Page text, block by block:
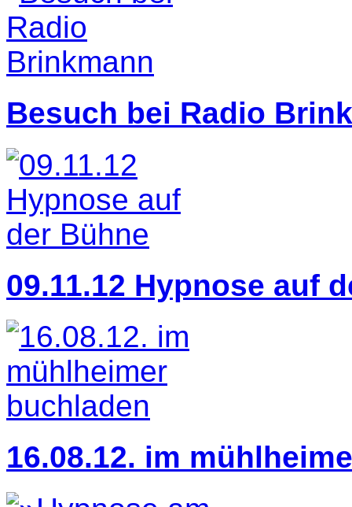
Besuch bei Radio
09.11.12 Hypnose auf
16.08.12. im